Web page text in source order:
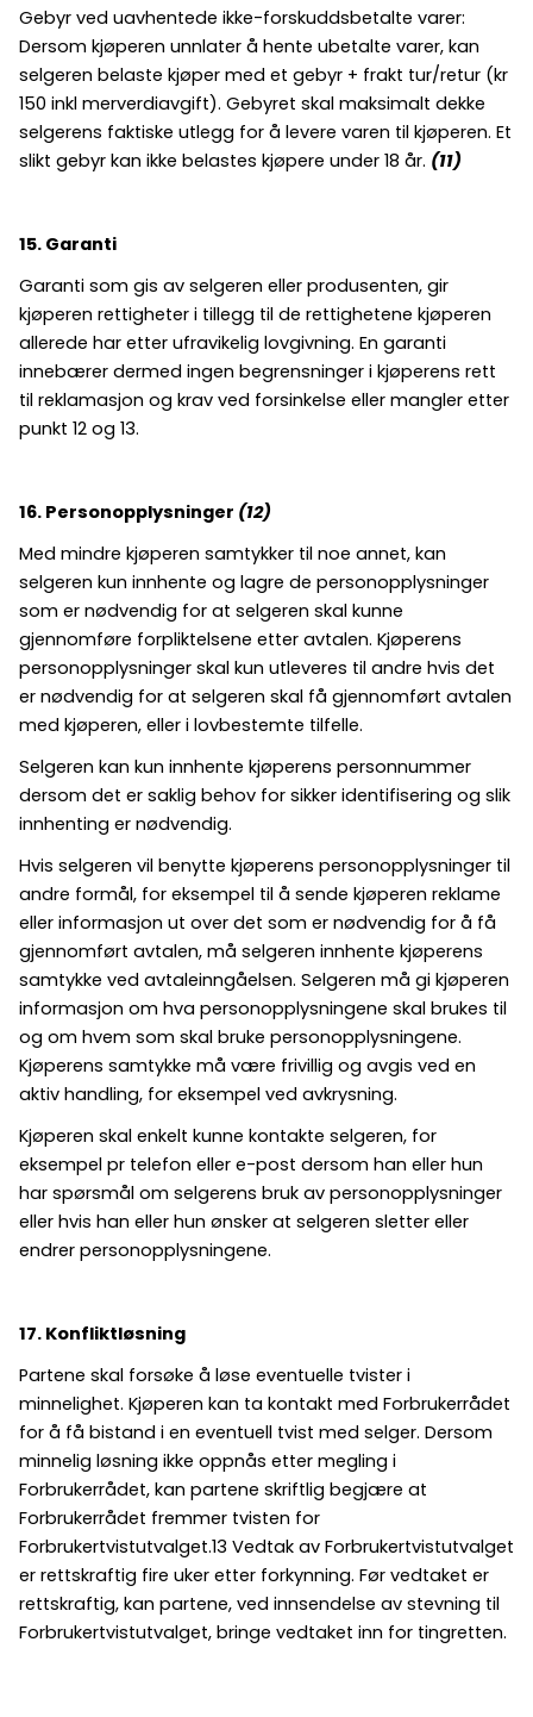
Gebyr ved uavhentede ikke-forskuddsbetalte varer:
Dersom kjøperen unnlater å hente ubetalte varer, kan
selgeren belaste kjøper med et gebyr + frakt tur/retur (kr
150 inkl merverdiavgift). Gebyret skal maksimalt dekke
selgerens faktiske utlegg for å levere varen til kjøperen. Et
slikt gebyr kan ikke belastes kjøpere under 18 år. (11)
15. Garanti
Garanti som gis av selgeren eller produsenten, gir
kjøperen rettigheter i tillegg til de rettighetene kjøperen
allerede har etter ufravikelig lovgivning. En garanti
innebærer dermed ingen begrensninger i kjøperens rett
til reklamasjon og krav ved forsinkelse eller mangler etter
punkt 12 og 13.
16. Personopplysninger (12)
Med mindre kjøperen samtykker til noe annet, kan
selgeren kun innhente og lagre de personopplysninger
som er nødvendig for at selgeren skal kunne
gjennomføre forpliktelsene etter avtalen. Kjøperens
personopplysninger skal kun utleveres til andre hvis det
er nødvendig for at selgeren skal få gjennomført avtalen
med kjøperen, eller i lovbestemte tilfelle.
Selgeren kan kun innhente kjøperens personnummer
dersom det er saklig behov for sikker identifisering og slik
innhenting er nødvendig.
Hvis selgeren vil benytte kjøperens personopplysninger til
andre formål, for eksempel til å sende kjøperen reklame
eller informasjon ut over det som er nødvendig for å få
gjennomført avtalen, må selgeren innhente kjøperens
samtykke ved avtaleinngåelsen. Selgeren må gi kjøperen
informasjon om hva personopplysningene skal brukes til
og om hvem som skal bruke personopplysningene.
Kjøperens samtykke må være frivillig og avgis ved en
aktiv handling, for eksempel ved avkrysning.
Kjøperen skal enkelt kunne kontakte selgeren, for
eksempel pr telefon eller e-post dersom han eller hun
har spørsmål om selgerens bruk av personopplysninger
eller hvis han eller hun ønsker at selgeren sletter eller
endrer personopplysningene.
17. Konfliktløsning
Partene skal forsøke å løse eventuelle tvister i
minnelighet. Kjøperen kan ta kontakt med Forbrukerrådet
for å få bistand i en eventuell tvist med selger. Dersom
minnelig løsning ikke oppnås etter megling i
Forbrukerrådet, kan partene skriftlig begjære at
Forbrukerrådet fremmer tvisten for
Forbrukertvistutvalget.13 Vedtak av Forbrukertvistutvalget
er rettskraftig fire uker etter forkynning. Før vedtaket er
rettskraftig, kan partene, ved innsendelse av stevning til
Forbrukertvistutvalget, bringe vedtaket inn for tingretten.